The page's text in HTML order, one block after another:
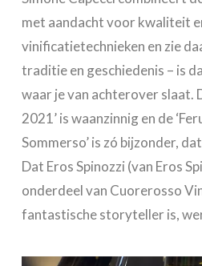
met aandacht voor kwaliteit
vinificatietechnieken en zie
traditie en geschiedenis – is
waar je van achterover slaat.
2021’ is waanzinnig en de
Sommerso’ is zó bijzonder,
Dat Eros Spinozzi (van Eros
onderdeel van Cuorerosso
fantastische storyteller is,